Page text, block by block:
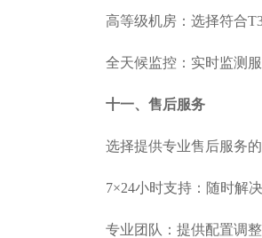
高等级机房：选择符合
全天候监控：实时监测
十一、售后服务
选择提供专业售后服务
7×24小时支持：随时解
专业团队：提供配置调